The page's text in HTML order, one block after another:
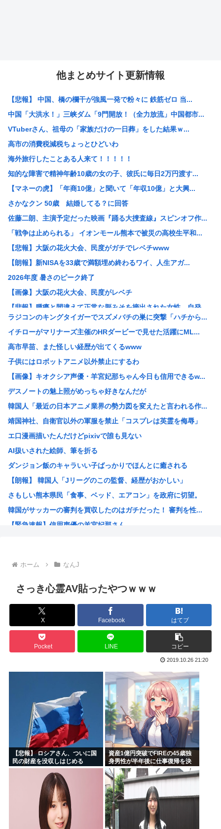
他まとめサイト更新情報
【悲報】 中国、橋の欄干が強風一発で粉々に 鉄筋ゼロ 当...
中国「大洪水！」三峡ダム「9門開放！（全力放流」中国都市...
VTuberさん、祖母の「家族だけの一日葬」をした結果ｗ...
高市の消費税減税ちょっとひどいわ
海外旅行したことある人来て！！！！！
知的な障害で精神年齢10歳の女の子、彼氏に毎日2万円渡す...
【マネーの虎】「年商10億」と聞いて「年収10億」と大興...
さかなクン 50歳 結婚してる？に回答
佐藤二朗、主演予定だった映画『踊る大捜査線』スピンオフ作...
「戦争は止められる」 イオンモール熊本で被災の高校生平和...
【悲報】大阪の花火大会、民度がガチでレベチwww
【朗報】新NISAを33歳で満額埋め終わるワイ、人生アガ...
2026年度 暑さのピーク終了
【画像】大阪の花火大会、民度がレベチ
【悲報】腫瘍と間違えて正常な脳みそを摘出された女性、自発...
【悲報】大久保佳代子、100万円貢いだ“最後の恋愛”は「...
【悲報】新NISA33歳で満額埋め終わるワイ人生アガリの...
【画像】道重さゆみのお乳wwwこれでパイズリされたら3秒...
【画像】女子野球部員『星よつは』とかいうガチで可愛すぎる...
女球審、高校球児にキレられてしまうwww
中居正広、熊本地震直後に現地炊き出しに参加していた
30歳で初めてできた彼女(32)が「どういう神経してたら...
【悲報】免許取りたての娘さん、猛者すぎて炎上するwww
【画像】 セブンイレブン、ついに神商品を販売
平成ノブシコブシの吉村が生き残って相方が消えた理由
世界初の超伝導量子熱機関…燃料もピストンもない量子エンジ...
ロシア外務省報道官、平和宣言を非難「広島市長は『偽りの呪...
【高市】トランプ「イランが核入手したら2分でイタリア滅亡...
【画像】あのちゃん、上半身ほぼ裸でご乱心
ラジコンのキングタイガーでスズメバチの巣に突撃「ハチから...
イチローがマリナーズ主催のHRダービーで見せた活躍にML...
高市早苗、また怪しい経歴が出てくるwww
子供にはロボットアニメ以外禁止にするわ
【画像】キオクシア声優・羊宮妃那ちゃん今日も信用できるw...
デスノートの魅上照がめっちゃ好きなんだが
韓国人「最近の日本アニメ業界の勢力図を変えたと言われる作...
靖国神社、自衛官以外の軍服を禁止「コスプレは英霊を侮辱」
エ口漫画描いたんだけどpixivで誰も見ない
AI扱いされた絵師、筆を折る
ダンジョン飯のキャラいい子ばっかりでほんとに癒される
【朗報】 韓国人「Jリーグのこの監督、経歴がおかしい」
さもしい熊本県民「食事、ベッド、エアコン」を政府に切望。
韓国がサッカーの審判を買収したのはガチだった！ 審判を性...
【緊急速報】信用声優の羊宮妃那さん…
ハンターハンター今何やってるかわからないWWW
5年前お前ら「AIイラストすげぇ！これもう人間のイラスト...
韓国人「『日本ビールは絶対に飲まない！』と大騒ぎしていた...
海外「日本のこの場所は現実とは思えないレベルで美しい…！...
NISAのせいで少子化加速してるけどこれ本当に政策として...
高市早苗「袴田さんを犯人だと思ってないわよ！判決が到底承...
【維新速報】副首都・大阪都「大阪万博の跡地を “お金持ち...
あのガンプラさん、投げ売りされる
農水省「食料自給率37%で過去最低」 肥料は輸入ほぼ10...
工学博士「国民が反中に染まっているから自民党は勝った
ちいかわ、先週比209%www
ホーム なんJ
さっき心霊AV貼ったやつｗｗｗ
X Facebook はてブ
Pocket LINE コピー
2019.10.26 21:20
【悲報】 ロシアさん、ついに国
民の財産を没収しはじめる
資産1億円突破でFIREの45歳独
身男性が半年後に仕事復帰を決
意した「1通の通知」